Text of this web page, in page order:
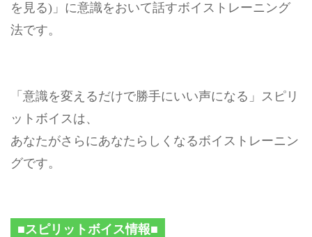
を見る)」に意識をおいて話すボイストレーニング
法です。
「意識を変えるだけで勝手にいい声になる」スピリ
ットボイスは、
あなたがさらにあなたらしくなるボイストレーニン
グです。
■スピリットボイス情報■